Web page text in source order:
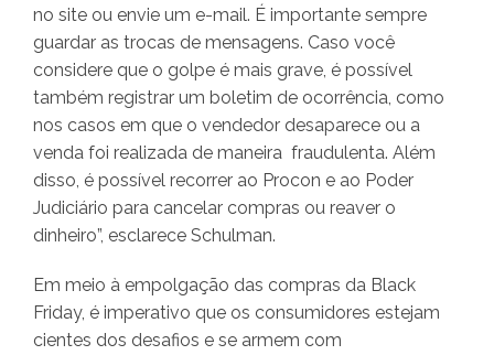
no site ou envie um e-mail. É importante sempre
guardar as trocas de mensagens. Caso você
considere que o golpe é mais grave, é possível
também registrar um boletim de ocorrência, como
nos casos em que o vendedor desaparece ou a
venda foi realizada de maneira fraudulenta. Além
disso, é possível recorrer ao Procon e ao Poder
Judiciário para cancelar compras ou reaver o
dinheiro”, esclarece Schulman.
Em meio à empolgação das compras da Black
Friday, é imperativo que os consumidores estejam
cientes dos desafios e se armem com